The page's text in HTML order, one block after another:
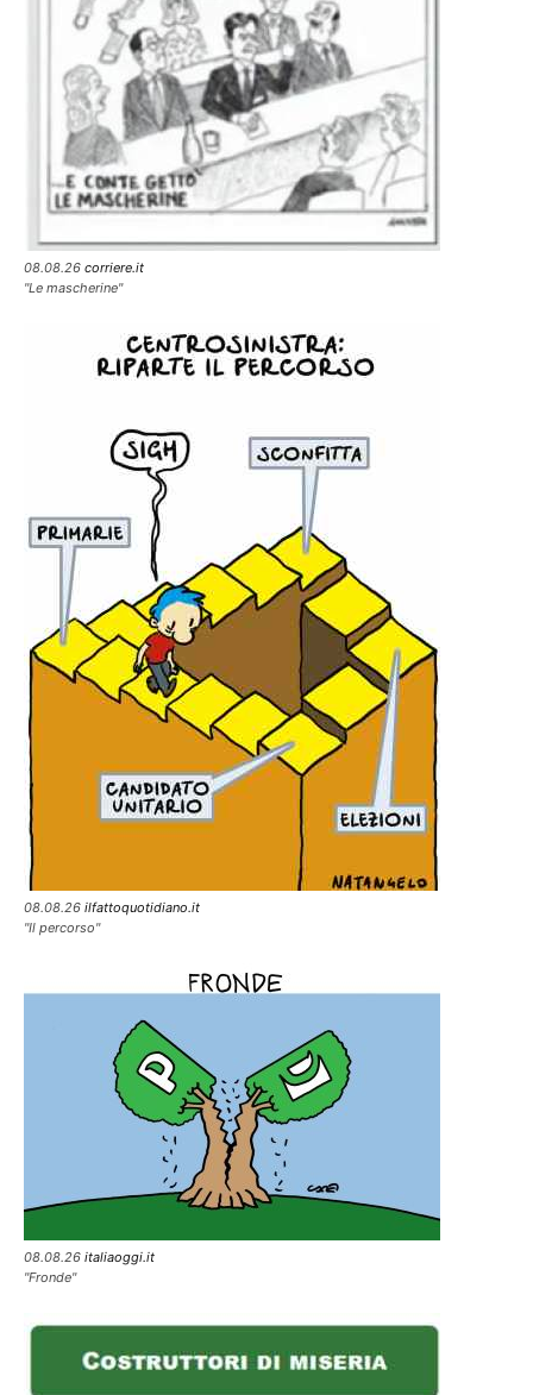
08.08.26 corriere.it
"Le mascherine"
08.08.26 ilfattoquotidiano.it
"Il percorso"
08.08.26 italiaoggi.it
"Fronde"